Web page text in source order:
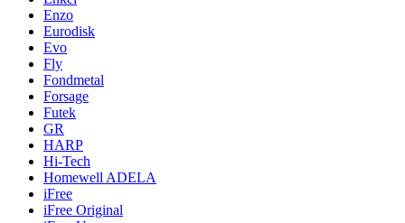
Enzo
Eurodisk
Evo
Fly
Fondmetal
Forsage
Futek
GR
HARP
Hi-Tech
Homewell ADELA
iFree
iFree Original